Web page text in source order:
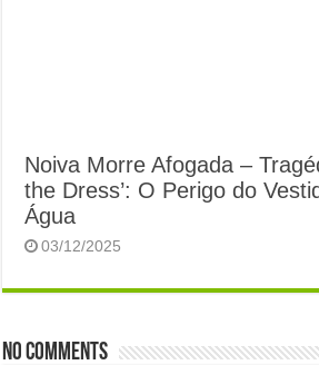
Noiva Morre Afogada –
the Dress’: O Perigo do
Água
03/12/2025
No comments